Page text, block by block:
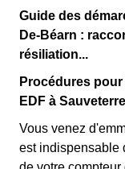
Guide des
De-Béarn :
résiliation...
Procédures
EDF à
Vous venez
est indispensable